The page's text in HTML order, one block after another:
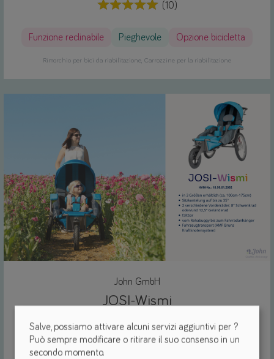
(10)
Funzione reclinabile Pieghevole Opzione bicicletta
Rimorchio per bici da riabilitazione Carrozzine per la riabilitazione
John GmbH
JOSI-Wismi
Sistema di nodi di potenza
Salve, possiamo attivare alcuni servizi aggiuntivi per ?
Può sempre modificare o ritirare il suo consenso in un
secondo momento.